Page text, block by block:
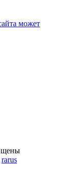
может
rarus